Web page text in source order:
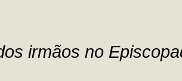
irmãos no